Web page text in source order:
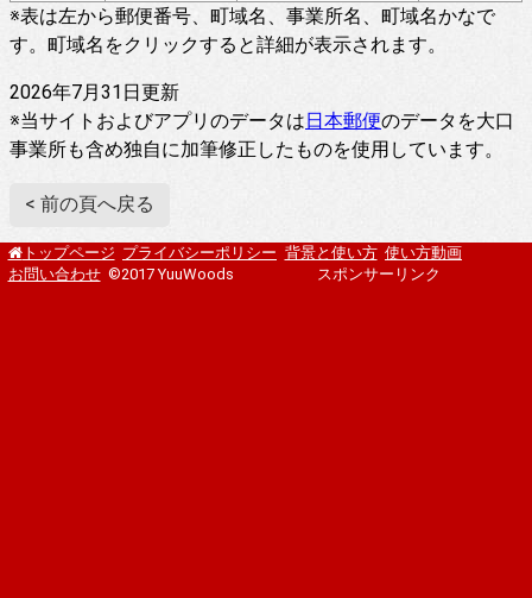
※表は左から郵便番号、町域名、事業所名、町域名かなで
す。町域名をクリックすると詳細が表示されます。
2026年7月31日更新
※当サイトおよびアプリのデータは日本郵便のデータを大口
事業所も含め独自に加筆修正したものを使用しています。
< 前の頁へ戻る
トップページ プライバシーポリシー 背景と使い方 使い方動画
お問い合わせ ©2017 YuuWoods スポンサーリンク